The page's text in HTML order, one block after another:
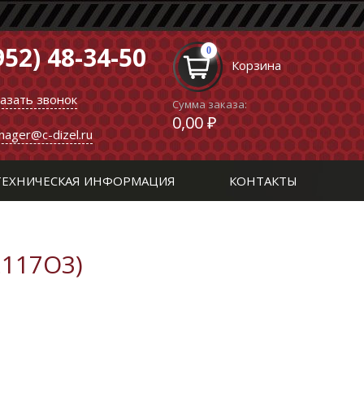
48-34-50
звонок
dizel.ru
0
Корзина
Сумма заказа:
0,00 ₽
ИНФОРМАЦИЯ КОНТАКТЫ